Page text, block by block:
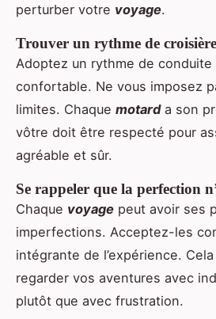
perturber votre voyage.
Trouver un rythme de croisière
Adoptez un rythme de
confortable. Ne vous imposez
limites. Chaque motarda son
vôtre doit être respecté pour
agréable et sûr.
Se rappeler que la perfection
Chaque voyage peut avoir ses
imperfections. Acceptez-les
intégrante de l’expérience.
regarder vos aventures avec
plutôt que avec frustration.